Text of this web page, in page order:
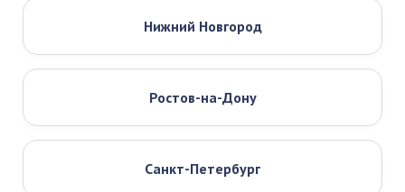
Нижний Новгород
Ростов-на-Дону
Санкт-Петербург